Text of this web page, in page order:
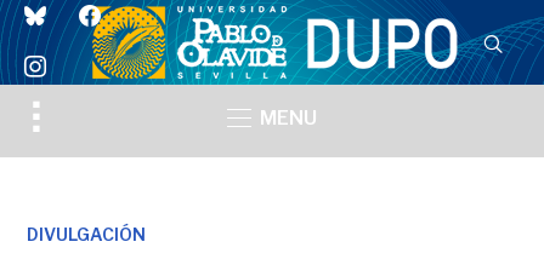
blueskyfacebook
instagram
Toggle
sidebar
MENU
DIVULGACIÓN